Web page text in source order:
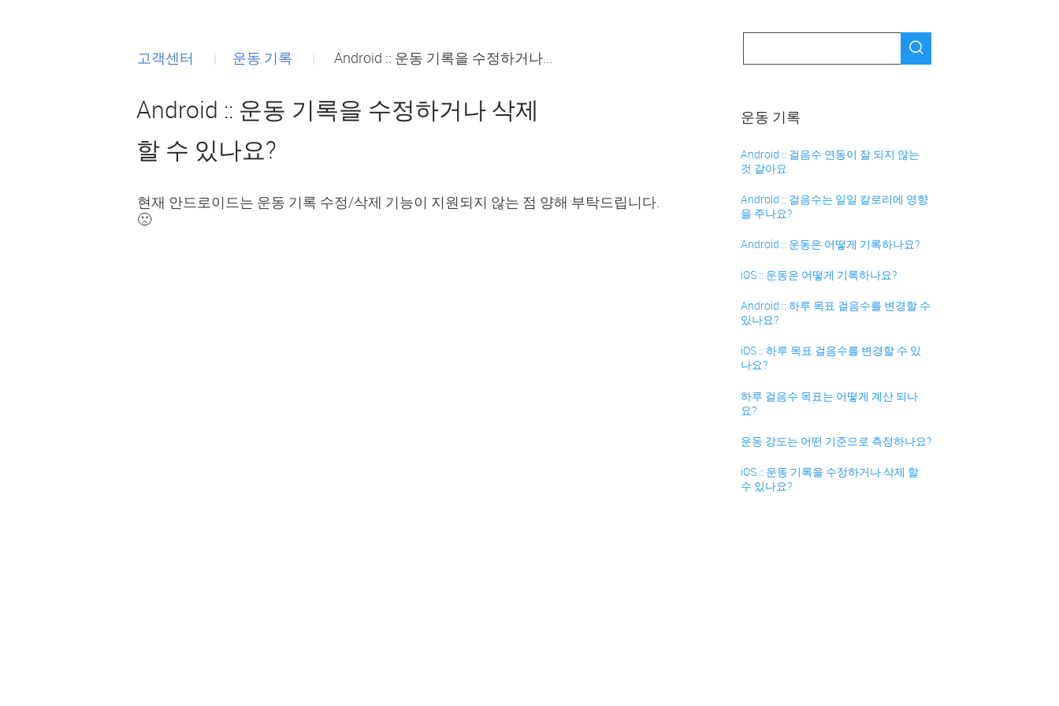
고객센터 운동 기록 Android :: 운동 기록을 수정하거나...
Android :: 운동 기록을 수정하거나 삭제
할 수 있나요?
현재 안드로이드는 운동 기록 수정/삭제 기능이 지원되지 않는 점 양해 부탁드립니다.
🙁
운동 기록
Android :: 걸음수 연동이 잘 되지 않는
것 같아요.
Android :: 걸음수는 일일 칼로리에 영향
을 주나요?
Android :: 운동은 어떻게 기록하나요?
iOS :: 운동은 어떻게 기록하나요?
Android :: 하루 목표 걸음수를 변경할 수
있나요?
iOS :: 하루 목표 걸음수를 변경할 수 있
나요?
하루 걸음수 목표는 어떻게 계산 되나
요?
운동 강도는 어떤 기준으로 측정하나요?
iOS :: 운동 기록을 수정하거나 삭제 할
수 있나요?